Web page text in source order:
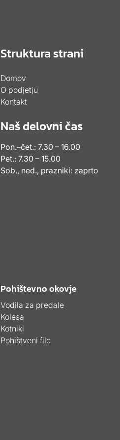
o
8
Struktura strani
Domov
O podjetju
Kontakt
Naš delovni čas
Pon.–čet.: 7.30 – 16.00
Pet.: 7.30 – 15.00
Sob., ned., prazniki: zaprto
Pohištevno okovje
Vodila za predale
Kolesa
Kotniki
Pohištveni filc